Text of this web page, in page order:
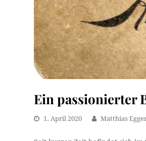
Ein passionierter
1. April 2020 Matthias